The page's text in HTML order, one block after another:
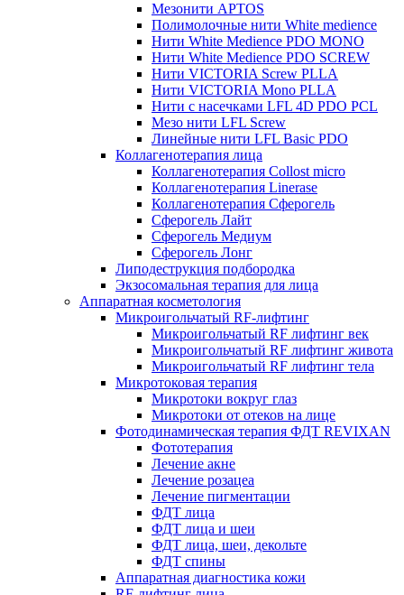
Мезонити APTOS
Полимолочные нити White medience
Нити White Medience PDO MONO
Нити White Medience PDO SCREW
Нити VICTORIA Screw PLLA
Нити VICTORIA Mono PLLA
Нити с насечками LFL 4D PDO PCL
Мезо нити LFL Screw
Линейные нити LFL Basic PDO
Коллагенотерапия лица
Коллагенотерапия Collost micro
Коллагенотерапия Linerase
Коллагенотерапия Сферогель
Сферогель Лайт
Сферогель Медиум
Сферогель Лонг
Липодеструкция подбородка
Экзосомальная терапия для лица
Аппаратная косметология
Микроигольчатый RF-лифтинг
Микроигольчатый RF лифтинг век
Микроигольчатый RF лифтинг живота
Микроигольчатый RF лифтинг тела
Микротоковая терапия
Микротоки вокруг глаз
Микротоки от отеков на лице
Фотодинамическая терапия ФДТ REVIXAN
Фототерапия
Лечение акне
Лечение розацеа
Лечение пигментации
ФДТ лица
ФДТ лица и шеи
ФДТ лица, шеи, декольте
ФДТ спины
Аппаратная диагностика кожи